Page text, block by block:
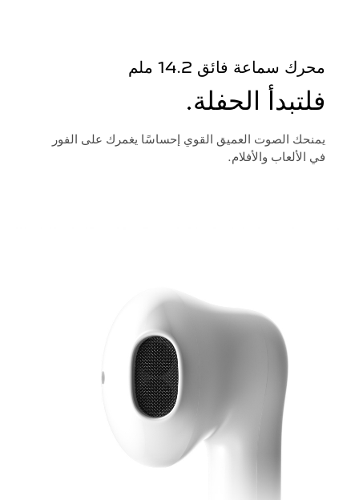
محرك سماعة فائق 14.2 ملم
فلتبدأ الحفلة.
يمنحك الصوت العميق القوي إحساسًا يغمرك على الفور
في الألعاب والأفلام.